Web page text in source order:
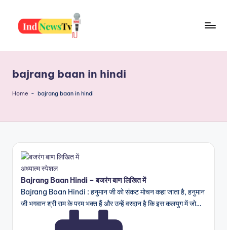
d
N
s
T
v
Jobs,
Yojana,
Festiwal,
bajrang baan in hindi
Home - bajrang baan in hindi
Posted
in
अध्यात्म स्पेशल
Bajrang Baan Hindi – बजरंग बाण लिखित में
Bajrang Baan Hindi : हनुमान जी को संकट मोचन कहा जाता है, हनुमान
जी भगवान श्री राम के परम भक्त हैं और उन्हें वरदान है कि इस कलयुग में जो…